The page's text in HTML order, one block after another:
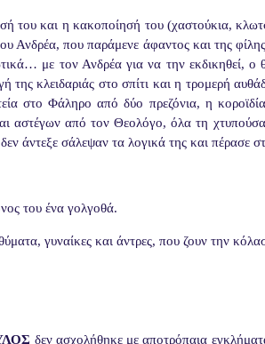
του και η κακοποίησή του (χαστούκια,
Ανδρέα, που παράμενε άφαντος και της
με τον Ανδρέα για να την εκδικηθεί, ο
της κλειδαριάς στο σπίτι και η τρομερή
στο Φάληρο από δύο πρεζόνια, η
αστέγων από τον Θεολόγο, όλα τη
άντεξε σάλεψαν τα λογικά της και πέρασε
του ένα γολγοθά.
γυναίκες και άντρες, που ζουν την
δεν ασχολήθηκε με αποτρόπαια